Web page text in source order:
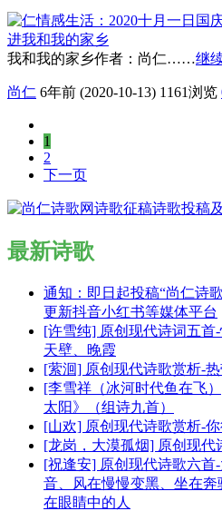
我和我的家乡作者：尚仁……继
尚仁 6年前 (2020-10-13) 1161浏览
1
2
下一页
最新诗歌
通知：即日起投稿“尚仁诗
更新抖音小红书等媒体平台
[许雪纯] 原创现代诗词五首
天壁、晚霞
[萦洄] 原创现代诗歌赏析-
[李雪祥（冰河时代鱼在飞
太阳》（组诗九首）
[山欢] 原创现代诗歌赏析-
[龙岗，大漠孤烟] 原创现代
[祝逢安] 原创现代诗歌六首
音、风在慢慢变黑、坐在
在眼睛中的人